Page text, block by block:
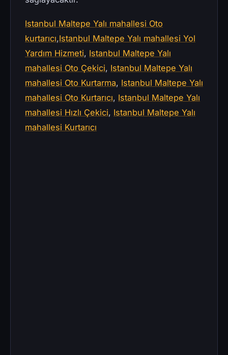
Istanbul Maltepe Yalı mahallesi Oto
kurtarıcı,Istanbul Maltepe Yalı mahallesi Yol
Yardım Hizmeti, Istanbul Maltepe Yalı
mahallesi Oto Çekici, Istanbul Maltepe Yalı
mahallesi Oto Kurtarma, Istanbul Maltepe Yalı
mahallesi Oto Kurtarıcı, Istanbul Maltepe Yalı
mahallesi Hızlı Çekici, Istanbul Maltepe Yalı
mahallesi Kurtarıcı